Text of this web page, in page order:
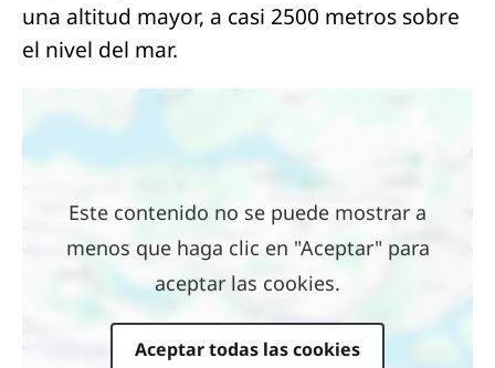
una altitud mayor, a casi 2500 metros sobre
el nivel del mar.
Este contenido no se puede mostrar a
menos que haga clic en "Aceptar" para
aceptar las cookies.
Aceptar todas las cookies